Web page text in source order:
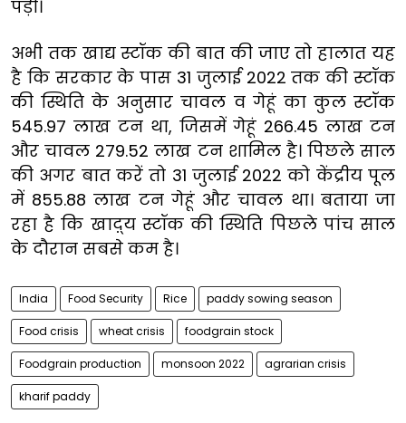
पड़ी।
अभी तक खाद्य स्टॉक की बात की जाए तो हालात यह
है कि सरकार के पास 31 जुलाई 2022 तक की स्टॉक
की स्थिति के अनुसार चावल व गेहूं का कुल स्टॉक
545.97 लाख टन था, जिसमें गेहूं 266.45 लाख टन
और चावल 279.52 लाख टन शामिल है। पिछले साल
की अगर बात करें तो 31 जुलाई 2022 को केंद्रीय पूल
में 855.88 लाख टन गेहूं और चावल था। बताया जा
रहा है कि खाद़्य स्टॉक की स्थिति पिछले पांच साल
के दौरान सबसे कम है।
India Food Security Rice paddy sowing season
Food crisis wheat crisis foodgrain stock
Foodgrain production monsoon 2022 agrarian crisis
kharif paddy